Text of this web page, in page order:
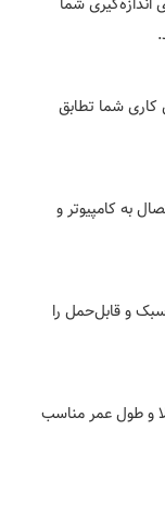
کاری شما تطابق
به کامپیوتر و
و قابل‌حمل را
و طول عمر مناسب